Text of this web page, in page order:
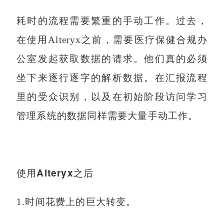
耗时的流程需要繁重的手动工作。过去，
在使用Alteryx之前，需要医疗保健合规办
公室发起获取数据的请求。他们真的必须
坐下来逐行逐字的解析数据。在汇报流程
里的受众识别，以及在初始阶段访问学习
管理系统的数据同样需要大量手动工作。
使用Alteryx之后
1.时间花费上的巨大转变。